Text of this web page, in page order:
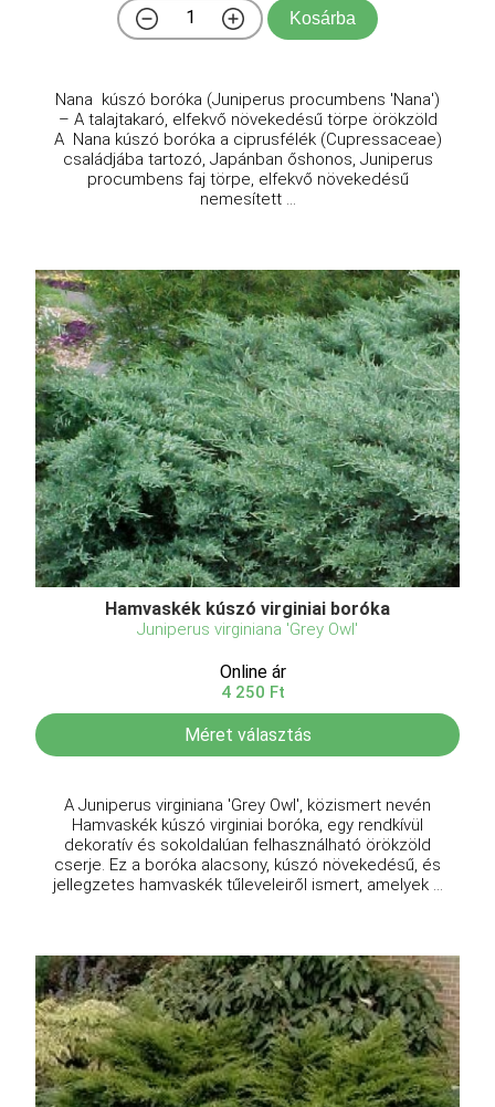
Kosárba
Nana kúszó boróka (Juniperus procumbens 'Nana')
– A talajtakaró, elfekvő növekedésű törpe örökzöld
A Nana kúszó boróka a ciprusfélék (Cupressaceae)
családjába tartozó, Japánban őshonos, Juniperus
procumbens faj törpe, elfekvő növekedésű
nemesített ...
Hamvaskék kúszó virginiai boróka
Juniperus virginiana 'Grey Owl'
Online ár
4 250 Ft
Méret választás
A Juniperus virginiana 'Grey Owl', közismert nevén
Hamvaskék kúszó virginiai boróka, egy rendkívül
dekoratív és sokoldalúan felhasználható örökzöld
cserje. Ez a boróka alacsony, kúszó növekedésű, és
jellegzetes hamvaskék tűleveleiről ismert, amelyek ...